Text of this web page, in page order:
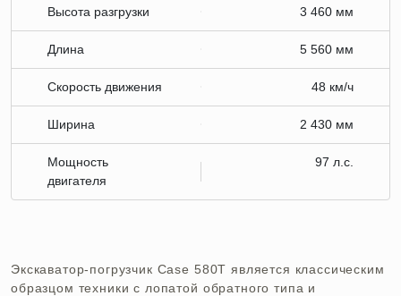
Высота разгрузки 3 460 мм
Длина 5 560 мм
Скорость движения 48 км/ч
Ширина 2 430 мм
Мощность
двигателя
97 л.с.
Экскаватор-погрузчик Case 580T является классическим
образцом техники с лопатой обратного типа и